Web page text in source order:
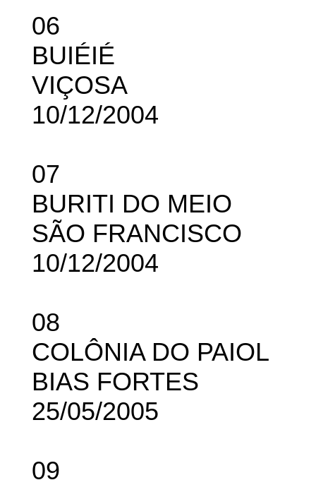
06
BUIÉIÉ
VIÇOSA
10/12/2004
07
BURITI DO MEIO
SÃO FRANCISCO
10/12/2004
08
COLÔNIA DO PAIOL
BIAS FORTES
25/05/2005
09